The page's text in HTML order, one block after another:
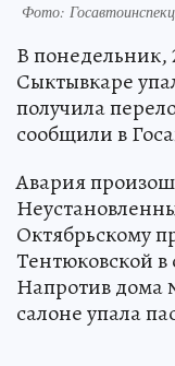
Фото:
В понедельник,
Сыктывкаре
получила
сообщили в
Авария
Октябрьскому
Тентюковской в
Напротив дома
салоне упала